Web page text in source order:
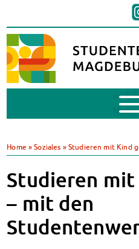
Menu
BAföG beantragen
BAföG-FAQs
Dokumente
BAföG-Sprechstunden
Kredite & Stipendien
AnsprechpartnerInnen
Mensen & Cafeterien
Home »Soziales » Studieren mit Kind
Studieren
– mit den